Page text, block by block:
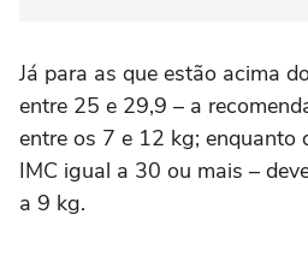
Já para as que estão acima
entre 25 e 29,9 – a
entre os 7 e 12 kg; enquanto
IMC igual a 30 ou mais –
a 9 kg.